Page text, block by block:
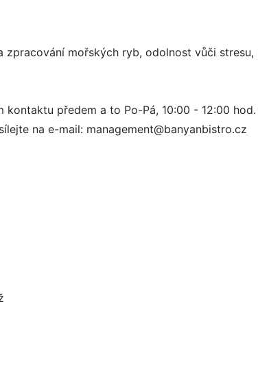
mořských ryb, odolnost vůči
předem a to Po-Pá, 10:00 - 12:00
na e-mail: management@banyanbistro.cz